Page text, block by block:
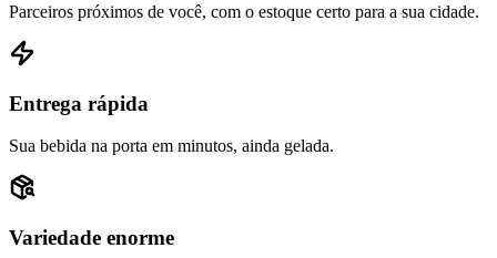
Parceiros próximos de você, com o estoque certo para a sua cidade.
Entrega rápida
Sua bebida na porta em minutos, ainda gelada.
Variedade enorme